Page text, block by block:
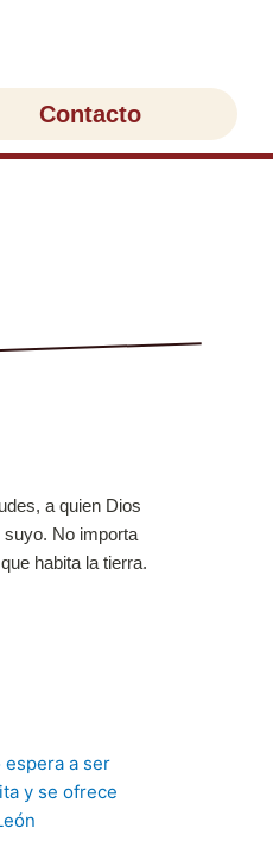
Contacto
a quien Dios
No importa
habita la tierra.